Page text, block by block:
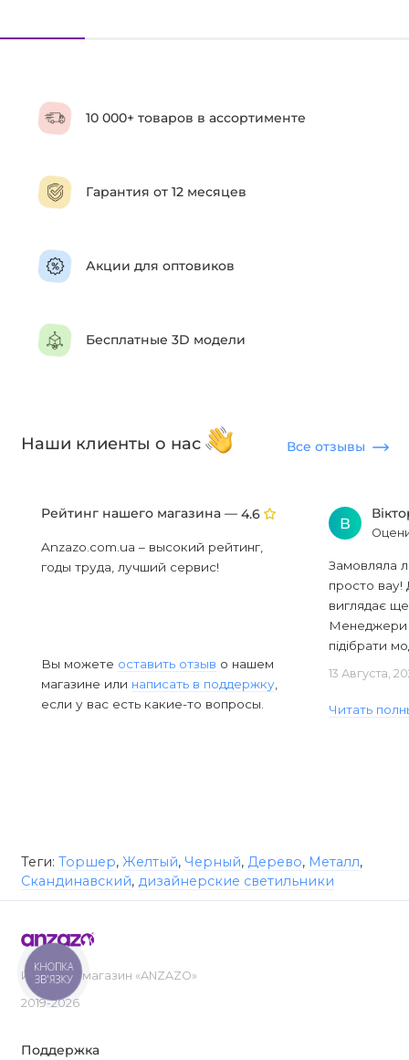
10 000+ товаров в ассортименте
Гарантия от 12 месяцев
Акции для оптовиков
Бесплатные 3D модели
Наши клиенты о нас Все отзывы
Рейтинг нашего магазина — 4.6
Anzazo.com.ua – высокий рейтинг,
годы труда, лучший сервис!
Вы можете оставить отзыв о нашем
магазине или написать в поддержку
если у вас есть какие-то вопросы.
В
Замовляла
просто вау!
виглядає
Менеджери
підібрати
13 Августа,
Читать
Теги: Торшер, Желтый, Черный, Дерево, Металл,
Скандинавский, дизайнерские светильники
Интернет-магазин «ANZAZO»
2019-2026
Поддержка
КНОПКА
ЗВ'ЯЗКУ